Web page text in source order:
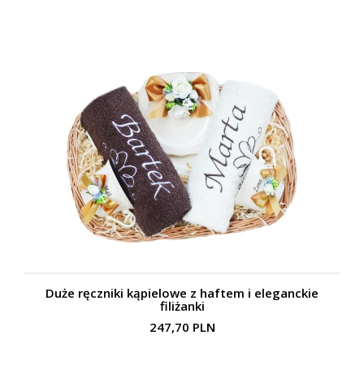
Duże ręczniki kąpielowe z haftem i eleganckie
filiżanki
247,70 PLN